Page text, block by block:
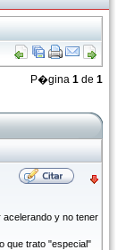
P�gina 1 de 1
y no tener
que trato "especial"